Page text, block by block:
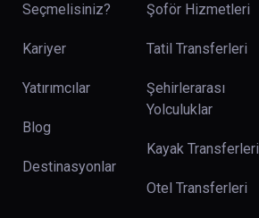
Seçmelisiniz?
Kariyer
Yatırımcılar
Blog
Destinasyonlar
Şoför Hizmetleri
Tatil Transferleri
Şehirlerarası
Yolculuklar
Kayak Transferleri
Otel Transferleri